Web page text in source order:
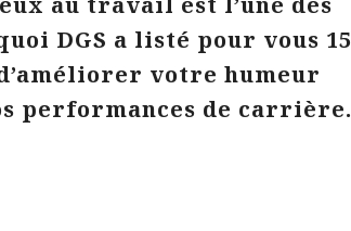
DGS a listé pour vous 15
votre humeur
performances de carrière.